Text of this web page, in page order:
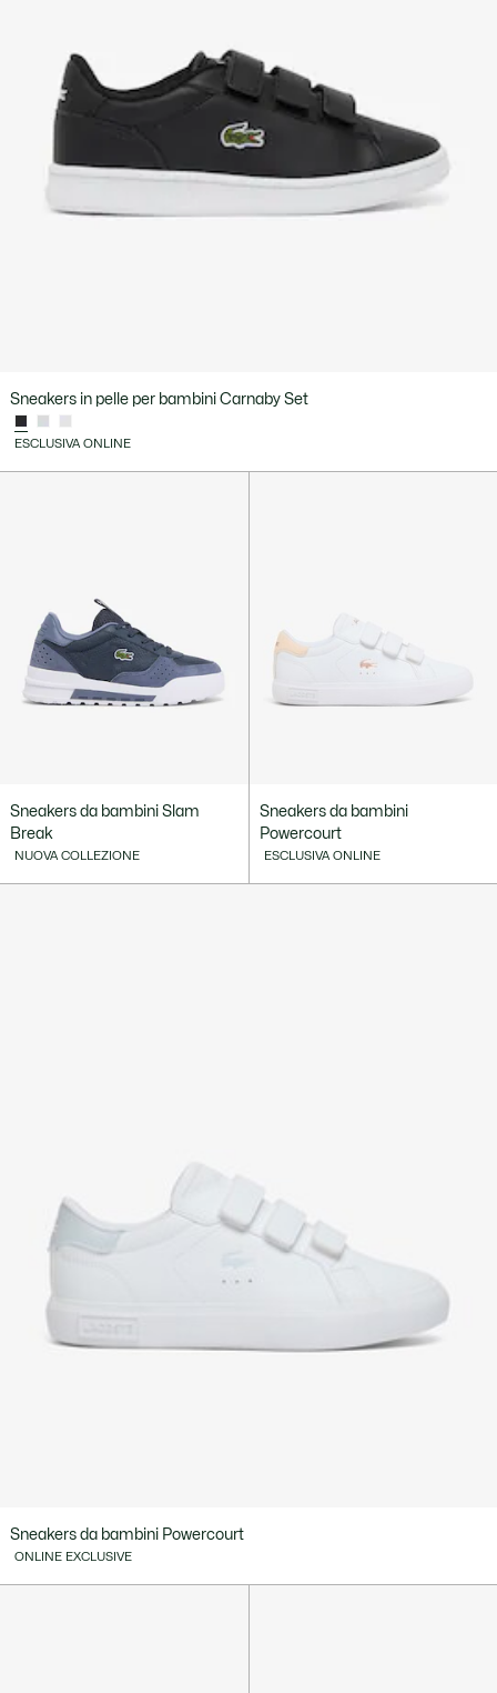
Sneakers in pelle per bambini Carnaby Set
ESCLUSIVA ONLINE
Sneakers da bambini Slam
Break
NUOVA COLLEZIONE
Sneakers da bambini
Powercourt
ESCLUSIVA ONLINE
Sneakers da bambini Powercourt
ONLINE EXCLUSIVE